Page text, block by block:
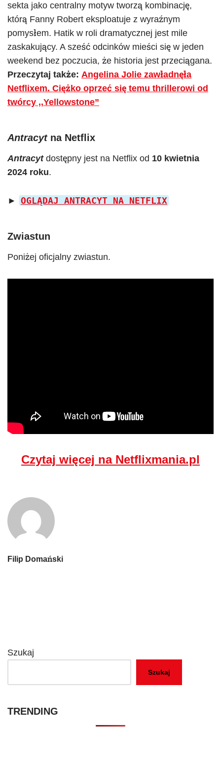
sekta jako centralny motyw tworzą kombinację,
którą Fanny Robert eksploatuje z wyraźnym
pomysłem. Hatik w roli dramatycznej jest mile
zaskakujący. A sześć odcinków mieści się w jeden
weekend bez poczucia, że historia jest przeciągana.
Przeczytaj także: Angelina Jolie zawładnęła
Netflixem. Ciężko oprzeć się temu thrillerowi od
twórcy ,,Yellowstone”
Antracytna Netflix
Antracytdostępny jest na Netflix od 10 kwietnia
2024 roku.
► OGLĄDAJ ANTRACYT NA NETFLIX
Zwiastun
Poniżej oficjalny zwiastun.
Czytaj więcej na Netflixmania.pl
Filip Domański
Szukaj
Szukaj
TRENDING